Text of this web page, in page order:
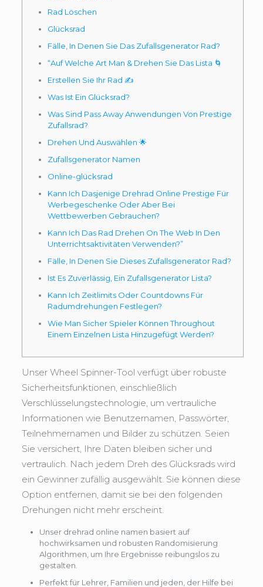
Rad Löschen
Glücksrad
Fälle, In Denen Sie Das Zufallsgenerator Rad?
“Auf Welche Art Man & Drehen Sie Das Lista 🌀
Erstellen Sie Ihr Rad ✍️
Was Ist Ein Glücksrad?
Was Sind Pass Away Anwendungen Von Prestige
Zufallsrad?
Drehen Und Auswählen 🌟
Zufallsgenerator Namen
Online-glücksrad
Kann Ich Dasjenige Drehrad Online Prestige Für
Werbegeschenke Oder Aber Bei
Wettbewerben Gebrauchen?
Kann Ich Das Rad Drehen On The Web In Den
Unterrichtsaktivitäten Verwenden?”
Fälle, In Denen Sie Dieses Zufallsgenerator Rad?
Ist Es Zuverlässig, Ein Zufallsgenerator Lista?
Kann Ich Zeitlimits Oder Countdowns Für
Radumdrehungen Festlegen?
Wie Man Sicher Spieler Können Throughout
Einem Einzelnen Lista Hinzugefügt Werden?
Unser Wheel Spinner-Tool verfügt über robuste
Sicherheitsfunktionen, einschließlich
Verschlüsselungstechnologie, um vertrauliche
Informationen wie Benutzernamen, Passwörter,
Teilnehmernamen und Bilder zu schützen. Seien
Sie versichert, Ihre Daten bleiben sicher und
vertraulich. Nach jedem Dreh des Glücksrads wird
ein Gewinner zufällig ausgewählt. Sie können diese
Option entfernen, damit sie bei den folgenden
Drehungen nicht mehr erscheint.
Unser drehrad online namen basiert auf
hochwirksamen und robusten Randomisierung
Algorithmen, um Ihre Ergebnisse reibungslos zu
gestalten.
Perfekt für Lehrer, Familien und jeden, der Hilfe bei